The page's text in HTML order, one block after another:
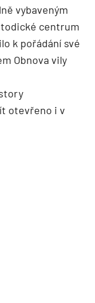
vybaveným
centrum
k pořádání své
Obnova vily
otevřeno i v